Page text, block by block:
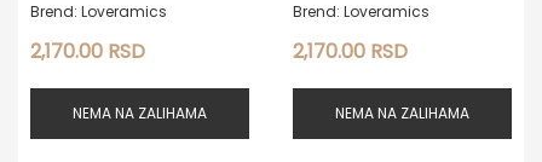
Brend: Loveramics
2,170.00 RSD
NEMA NA ZALIHAMA
Brend: Loveramics
2,170.00 RSD
NEMA NA ZALIHAMA